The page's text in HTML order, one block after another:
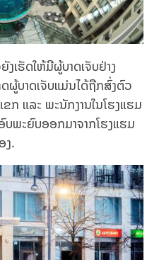
ເຮັດໃຫ້ມີຜູ້ບາດເຈັບຢ່າງ
ຜູ້ບາດເຈັບແມ່ນໄດ້ຖືກສົ່ງຕົວ
ແລະ ພະນັກງານໃນໂຮງແຮມ
ພະຍົບອອກມາຈາກໂຮງແຮມ
ງ.